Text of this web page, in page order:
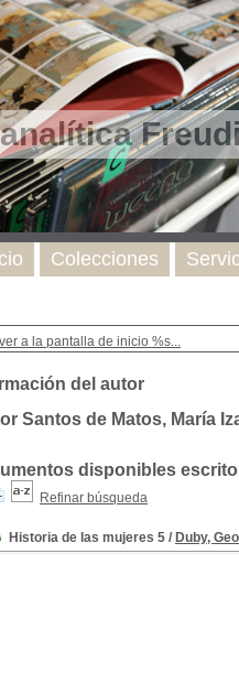
a la pantalla de inicio %s...
del autor
Santos de Matos, María
disponibles
Refinar búsqueda
Historia de las mujeres 5 / Duby,
Colecciones